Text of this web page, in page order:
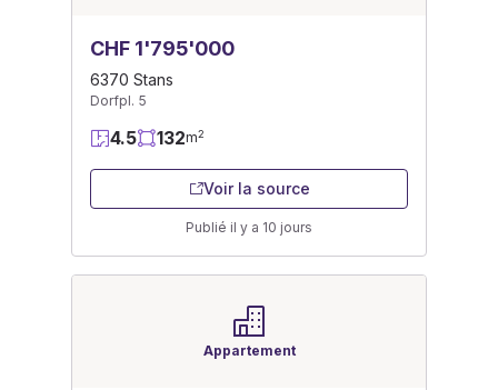
CHF 1'795'000
6370 Stans
Dorfpl. 5
4.5 132m2
Voir la source
Publié il y a 10 jours
Appartement